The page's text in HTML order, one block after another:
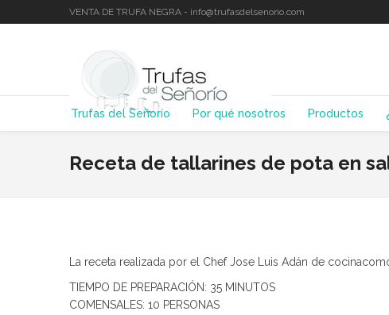
VENTA DE TRUFA NEGRA - info@trufasdelsenorio.com
Trufas del Señorío Por qué nosotros Productos
Receta de tallarines de pota en
La receta realizada por el Chef Jose Luis Adán de
TIEMPO DE PREPARACIÓN: 35 MINUTOS
COMENSALES: 10 PERSONAS